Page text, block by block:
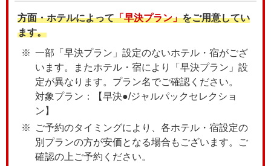
方面・ホテルによって「早決プラン」をご用意してい
ます。
一部「早決プラン」設定のないホテル・宿がござ
います。またホテル・宿により「早決プラン」設
定が異なります。プラン名でご確認ください。
対象プラン：【早決●/ジャルパックセレクショ
ン】
ご予約のタイミングにより、各ホテル・宿設定の
別プランの方が安価となる場合もございます。ご
確認の上ご予約ください。